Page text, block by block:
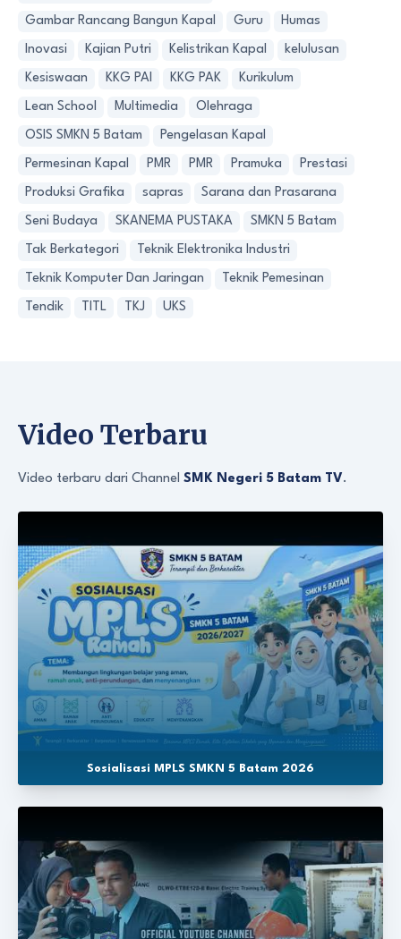
Gambar Rancang Bangun Kapal Guru Humas
Inovasi Kajian Putri Kelistrikan Kapal kelulusan
Kesiswaan KKG PAI KKG PAK Kurikulum
Lean School Multimedia Olehraga
OSIS SMKN 5 Batam Pengelasan Kapal
Permesinan Kapal PMR PMR Pramuka Prestasi
Produksi Grafika sapras Sarana dan Prasarana
Seni Budaya SKANEMA PUSTAKA SMKN 5 Batam
Tak Berkategori Teknik Elektronika Industri
Teknik Komputer Dan Jaringan Teknik Pemesinan
Tendik TITL TKJ UKS
Video Terbaru
Video terbaru dari Channel SMK Negeri 5 Batam TV.
Sosialisasi MPLS SMKN 5 Batam 2026